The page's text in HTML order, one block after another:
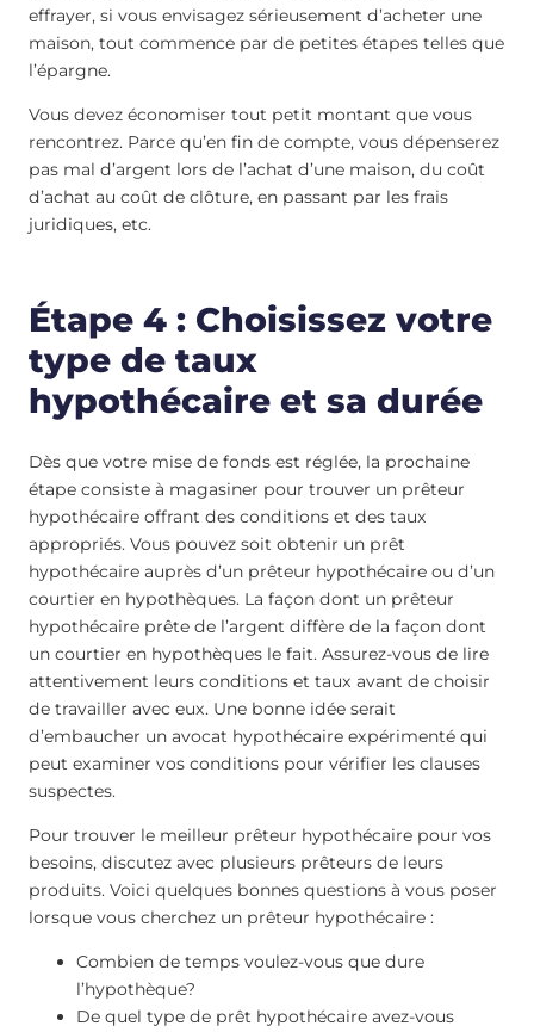
effrayer, si vous envisagez sérieusement d’acheter une
maison, tout commence par de petites étapes telles que
l’épargne.
Vous devez économiser tout petit montant que vous
rencontrez. Parce qu’en fin de compte, vous dépenserez
pas mal d’argent lors de l’achat d’une maison, du coût
d’achat au coût de clôture, en passant par les frais
juridiques, etc.
Étape 4 : Choisissez votre
type de taux
hypothécaire et sa durée
Dès que votre mise de fonds est réglée, la prochaine
étape consiste à magasiner pour trouver un prêteur
hypothécaire offrant des conditions et des taux
appropriés. Vous pouvez soit obtenir un prêt
hypothécaire auprès d’un prêteur hypothécaire ou d’un
courtier en hypothèques. La façon dont un prêteur
hypothécaire prête de l’argent diffère de la façon dont
un courtier en hypothèques le fait. Assurez-vous de lire
attentivement leurs conditions et taux avant de choisir
de travailler avec eux. Une bonne idée serait
d’embaucher un avocat hypothécaire expérimenté qui
peut examiner vos conditions pour vérifier les clauses
suspectes.
Pour trouver le meilleur prêteur hypothécaire pour vos
besoins, discutez avec plusieurs prêteurs de leurs
produits. Voici quelques bonnes questions à vous poser
lorsque vous cherchez un prêteur hypothécaire :
Combien de temps voulez-vous que dure
l’hypothèque?
De quel type de prêt hypothécaire avez-vous